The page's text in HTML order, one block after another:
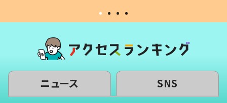
ニュース SNS